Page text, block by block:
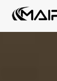
İçeriğe
geç